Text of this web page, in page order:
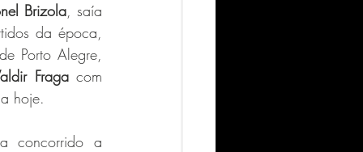
Brizola, saía
da época,
Porto Alegre,
Fraga com
hoje.
concorrido a